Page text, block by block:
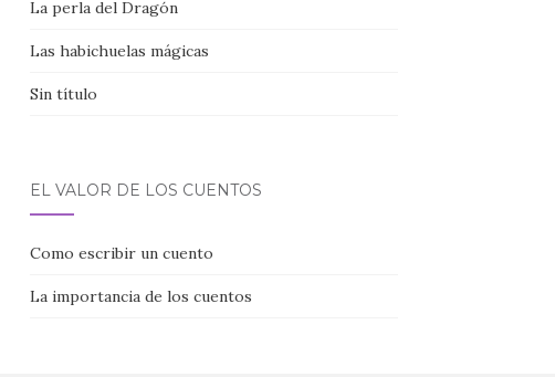
La perla del Dragón
Las habichuelas mágicas
Sin título
EL VALOR DE LOS CUENTOS
Como escribir un cuento
La importancia de los cuentos